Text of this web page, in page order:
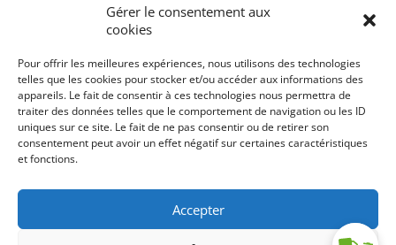
Gérer le consentement aux
cookies
Pour offrir les meilleures expériences, nous utilisons des technologies
telles que les cookies pour stocker et/ou accéder aux informations des
appareils. Le fait de consentir à ces technologies nous permettra de
traiter des données telles que le comportement de navigation ou les ID
uniques sur ce site. Le fait de ne pas consentir ou de retirer son
consentement peut avoir un effet négatif sur certaines caractéristiques
et fonctions.
Accepter
conseils et astuces pour mieux trier et réduire vos déchets,
vous au flash info bi-mensuel Tri Action!